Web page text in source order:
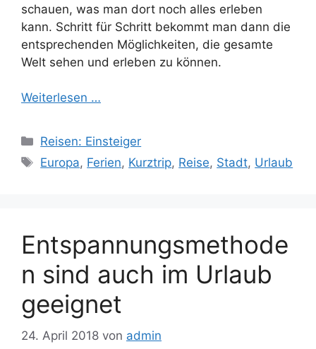
schauen, was man dort noch alles erleben
kann. Schritt für Schritt bekommt man dann die
entsprechenden Möglichkeiten, die gesamte
Welt sehen und erleben zu können.
Weiterlesen …
Kategorien
Reisen: Einsteiger
Schlagwörter
Europa, Ferien, Kurztrip, Reise, Stadt, Urlaub
Entspannungsmethode
n sind auch im Urlaub
geeignet
24. April 2018 von admin